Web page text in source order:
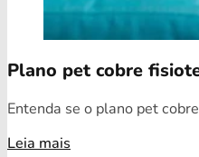
Plano pet cobre
Entenda se o plano pet
Leia mais